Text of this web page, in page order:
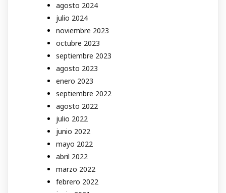
agosto 2024
julio 2024
noviembre 2023
octubre 2023
septiembre 2023
agosto 2023
enero 2023
septiembre 2022
agosto 2022
julio 2022
junio 2022
mayo 2022
abril 2022
marzo 2022
febrero 2022